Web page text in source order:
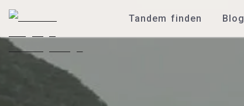
Tandem finden Blog